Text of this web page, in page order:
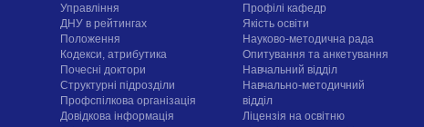
Управління
ДНУ в рейтингах
Положення
Кодекси, атрибутика
Почесні доктори
Структурні підрозділи
Профспілкова організація
Довідкова інформація
Профілі кафедр
Якість освіти
Науково-методична рада
Опитування та анкетування
Навчальний відділ
Навчально-методичний
відділ
Ліцензія на освітню